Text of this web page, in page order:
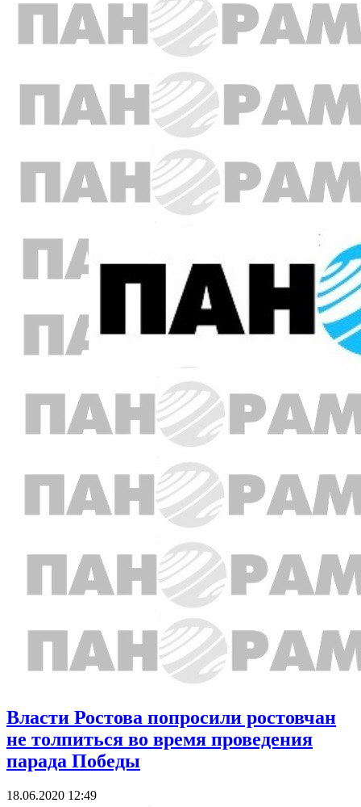
Власти Ростова попросили ростовчан
не толпиться во время проведения
парада Победы
18.06.2020 12:49